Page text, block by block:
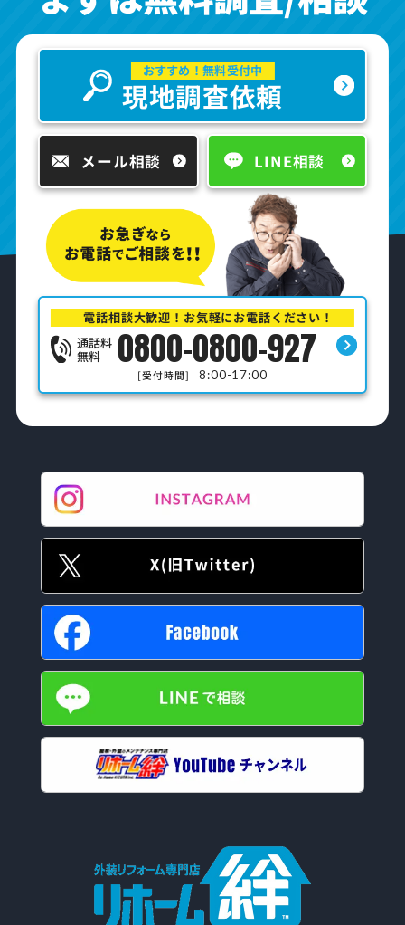
おすすめ！無料受付中
現地調査依頼
メール相談 LINE相談
電話相談大歓迎！お気軽にお電話ください！
通話料
無料 0800-0800-927
[受付時間] 8:00-17:00